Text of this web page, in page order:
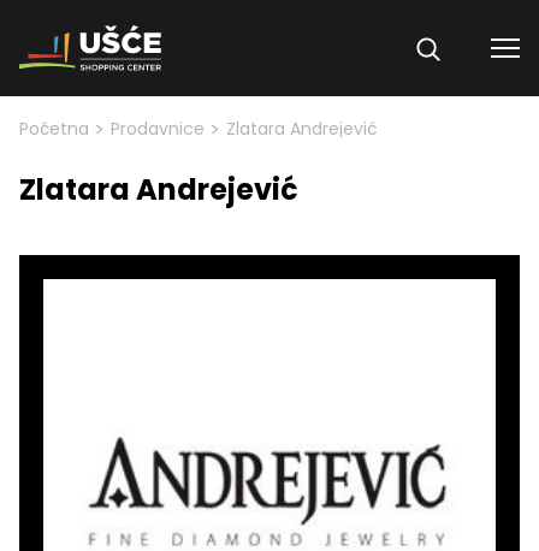
Skip to content
Početna > Prodavnice > Zlatara Andrejević
Zlatara Andrejević